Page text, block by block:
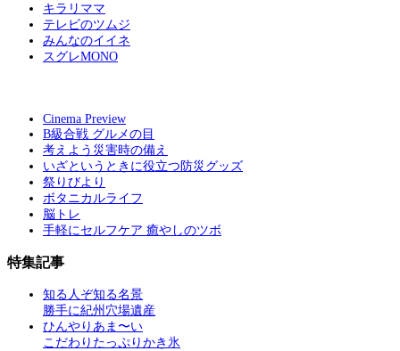
キラリママ
テレビのツムジ
みんなのイイネ
スグレMONO
Cinema Preview
B級合戦 グルメの目
考えよう災害時の備え
いざというときに役立つ防災グッズ
祭りびより
ボタニカルライフ
脳トレ
手軽にセルフケア 癒やしのツボ
特集記事
知る人ぞ知る名景
勝手に紀州穴場遺産
ひんやりあま〜い
こだわりたっぷりかき氷